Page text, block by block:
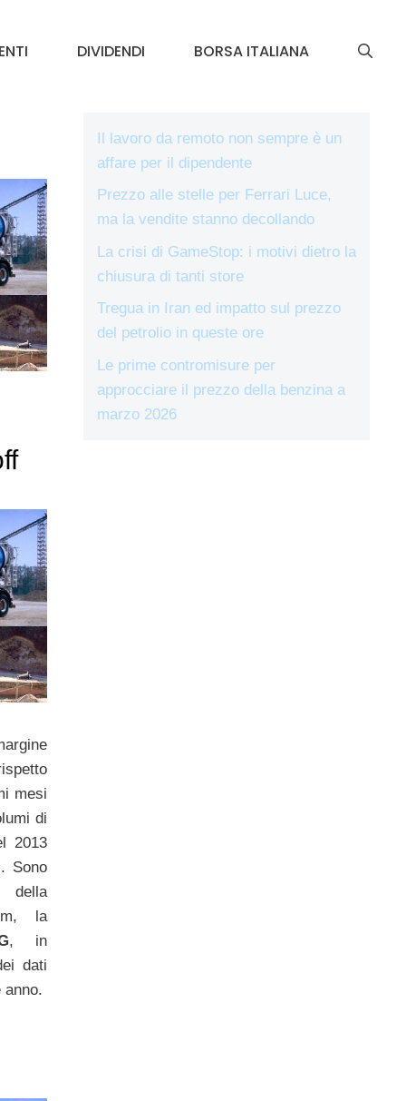
DIVIDENDI BORSA ITALIANA
mesi
di
2013
Sono
della
la
, in
dati
Il lavoro da remoto non sempre è un
affare per il dipendente
Prezzo alle stelle per Ferrari Luce,
ma la vendite stanno decollando
La crisi di GameStop: i motivi dietro la
chiusura di tanti store
Tregua in Iran ed impatto sul prezzo
del petrolio in queste ore
Le prime contromisure per
approcciare il prezzo della benzina a
marzo 2026